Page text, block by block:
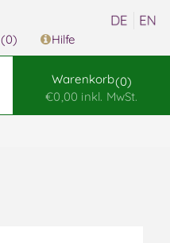
(0) Hilfe
Warenkorb 0
€0,00 inkl. MwSt.